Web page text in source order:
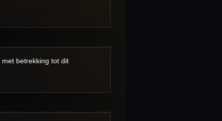
met betrekking tot dit